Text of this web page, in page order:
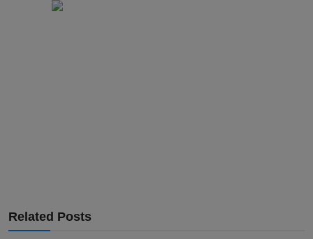
Related Posts